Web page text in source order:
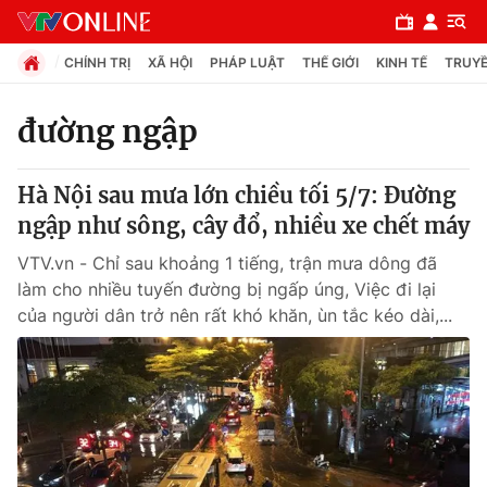
Chuyên mục
Chính trị
Xã hội
Pháp luật
Y tế
Thế giới
CHÍNH TRỊ XÃ HỘI PHÁP LUẬT THẾ GIỚI KINH TẾ
đường ngập
Hà Nội sau mưa lớn chiều tối 5/7: Đường
ngập như sông, cây đổ, nhiều xe chết máy
VTV.vn - Chỉ sau khoảng 1 tiếng, trận mưa dông đã
làm cho nhiều tuyến đường bị ngấp úng, Việc đi lại
của người dân trở nên rất khó khăn, ùn tắc kéo dài,...